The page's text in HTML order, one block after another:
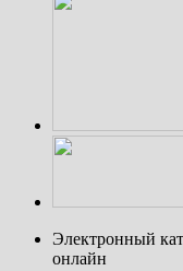
Электронный
онлайн